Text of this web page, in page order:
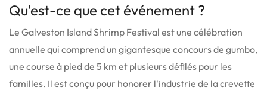
Qu'est-ce que cet événement ?
Le Galveston Island Shrimp Festival est une célébration
annuelle qui comprend un gigantesque concours de gumbo,
une course à pied de 5 km et plusieurs défilés pour les
familles. Il est conçu pour honorer l'industrie de la crevette